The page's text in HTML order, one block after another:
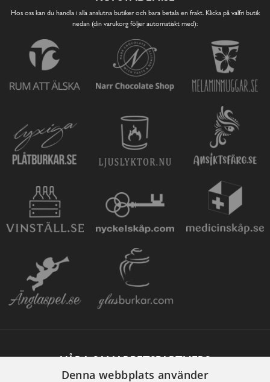
Hos oss kan du handla i alla anslutna butiker och bara betala en frakt. Klicka på valfri butik
nedan (din varukorg följer automatiskt med):
VÅRA SAMARBETSPARTNERS
Denna webbplats använder